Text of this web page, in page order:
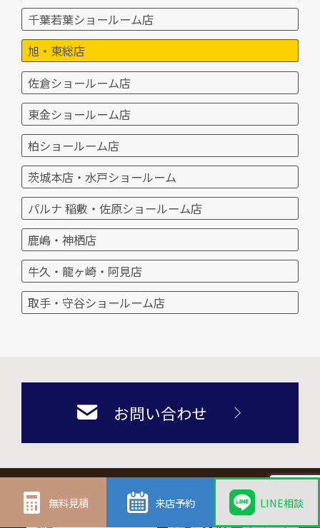
千葉若葉ショールーム店
旭・東総店
佐倉ショールーム店
東金ショールーム店
柏ショールーム店
茨城本店・水戸ショールーム
パルナ 稲敷・佐原ショールーム店
鹿嶋・神栖店
牛久・龍ヶ崎・阿見店
取手・守谷ショールーム店
お問い合わせ
新築・注文住宅 外壁屋根塗装・雨漏り修理
無料見積 来店予約 LINE相談